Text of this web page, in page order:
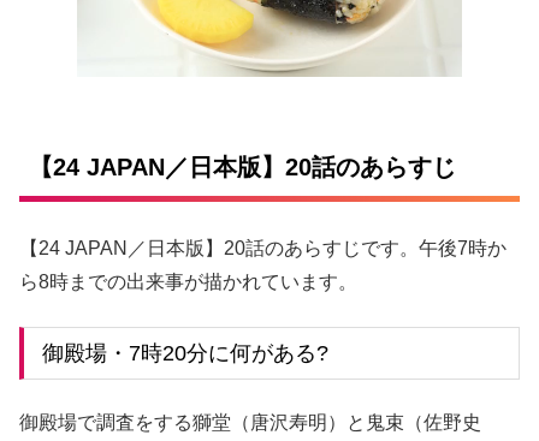
【24 JAPAN／日本版】20話のあらすじ
【24 JAPAN／日本版】20話のあらすじです。午後7時か
ら8時までの出来事が描かれています。
御殿場・7時20分に何がある?
御殿場で調査をする獅堂（唐沢寿明）と鬼束（佐野史